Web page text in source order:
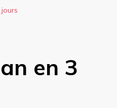
en 3